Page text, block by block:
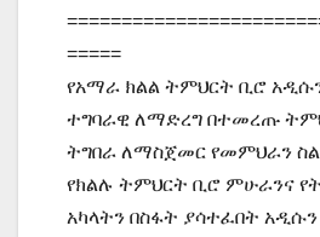
=====
የአማራ ክልል ትምህርት ቢሮ
ተግባራዊ ለማድረግ በተመረጡ
ትግበራ ለማስጀመር የመምህራን
የክልሉ ትምህርት ቢሮ ምሁራንና
አካላትን በስፋት ያሳተፈበት